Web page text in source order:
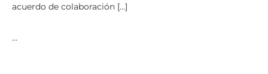
acuerdo de colaboración […]
…